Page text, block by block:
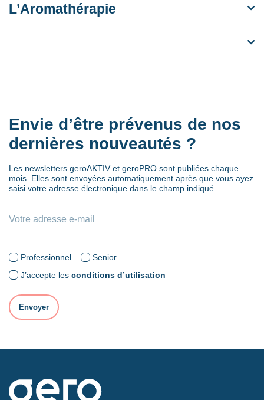
L’Aromathérapie
Envie d’être prévenus de nos
dernières nouveautés ?
Les newsletters geroAKTIV et geroPRO sont publiées chaque
mois. Elles sont envoyées automatiquement après que vous ayez
saisi votre adresse électronique dans le champ indiqué.
Professionnel
Senior
J’accepte les conditions d’utilisation